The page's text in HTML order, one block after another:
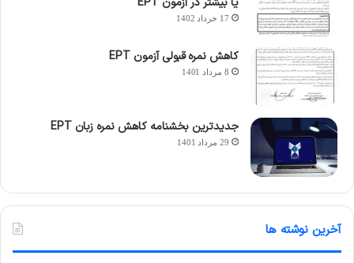
17 خرداد 1402
کاهش نمره قبولی آزمون EPT
8 مرداد 1401
جدیدترین بخشنامه کاهش نمره زبان EPT
29 مرداد 1401
آخرین نوشته ها